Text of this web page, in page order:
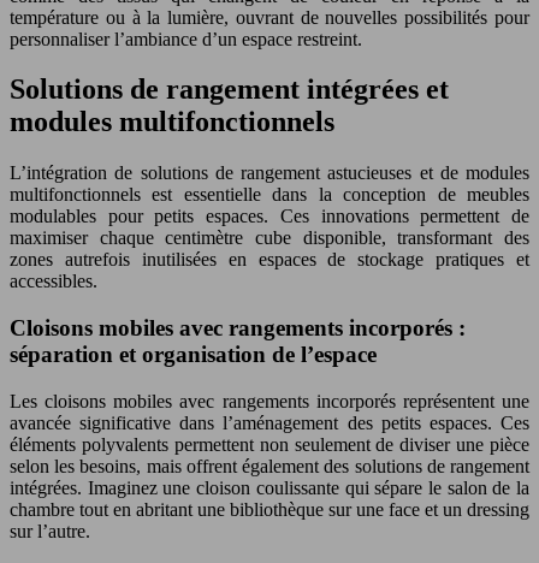
température ou à la lumière, ouvrant de nouvelles possibilités pour
personnaliser l’ambiance d’un espace restreint.
Solutions de rangement intégrées et
modules multifonctionnels
L’intégration de solutions de rangement astucieuses et de modules
multifonctionnels est essentielle dans la conception de meubles
modulables pour petits espaces. Ces innovations permettent de
maximiser chaque centimètre cube disponible, transformant des
zones autrefois inutilisées en espaces de stockage pratiques et
accessibles.
Cloisons mobiles avec rangements incorporés :
séparation et organisation de l’espace
Les cloisons mobiles avec rangements incorporés représentent une
avancée significative dans l’aménagement des petits espaces. Ces
éléments polyvalents permettent non seulement de diviser une pièce
selon les besoins, mais offrent également des solutions de rangement
intégrées. Imaginez une cloison coulissante qui sépare le salon de la
chambre tout en abritant une bibliothèque sur une face et un dressing
sur l’autre.